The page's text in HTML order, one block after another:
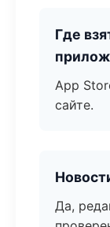
Где
App
сайте.
Да,